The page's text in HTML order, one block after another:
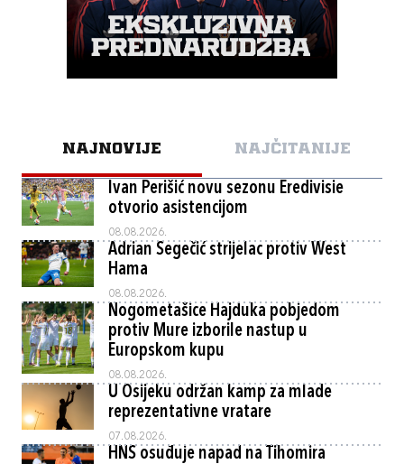
NAJNOVIJE NAJČITANIJE
Ivan Perišić novu sezonu Eredivisie
otvorio asistencijom
08.08.2026.
Adrian Segečić strijelac protiv West
Hama
08.08.2026.
Nogometašice Hajduka pobjedom
protiv Mure izborile nastup u
Europskom kupu
08.08.2026.
U Osijeku održan kamp za mlade
reprezentativne vratare
07.08.2026.
HNS osuđuje napad na Tihomira